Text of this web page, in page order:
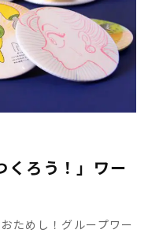
くろう！」ワー
ためし！グループワー